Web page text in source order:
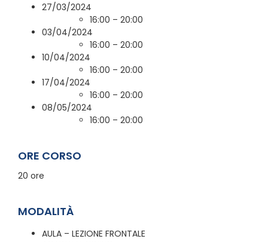
27/03/2024
16:00 – 20:00
03/04/2024
16:00 – 20:00
10/04/2024
16:00 – 20:00
17/04/2024
16:00 – 20:00
08/05/2024
16:00 – 20:00
ORE CORSO
20 ore
MODALITÀ
AULA – LEZIONE FRONTALE